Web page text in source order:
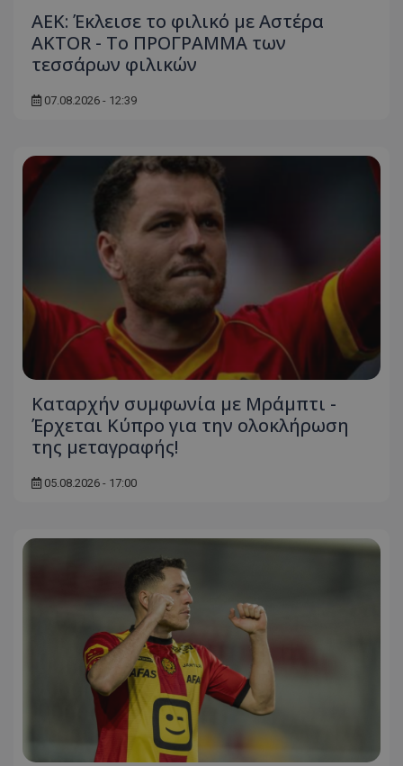
ΑΕΚ: Έκλεισε το φιλικό με Αστέρα
AKTOR - Το ΠΡΟΓΡΑΜΜΑ των
τεσσάρων φιλικών
07.08.2026 - 12:39
Καταρχήν συμφωνία με Μράμπτι -
Έρχεται Κύπρο για την ολοκλήρωση
της μεταγραφής!
05.08.2026 - 17:00